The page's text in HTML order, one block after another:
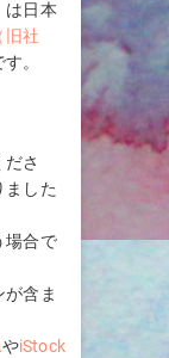
は日本
旧社
。
さ
ました
場合で
含ま
やiStock